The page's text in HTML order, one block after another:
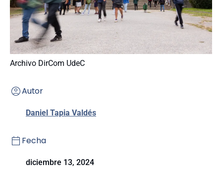
Archivo DirCom UdeC
Autor
Daniel Tapia Valdés
Fecha
diciembre 13, 2024